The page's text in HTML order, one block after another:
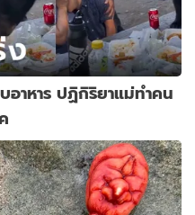
าหาร ปฏิกิริยาแม่ทำคน